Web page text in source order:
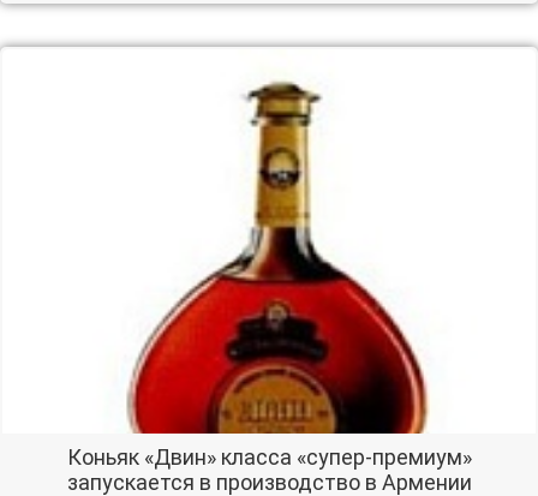
Коньяк «Двин» класса «супер-премиум»
запускается в производство в Армении